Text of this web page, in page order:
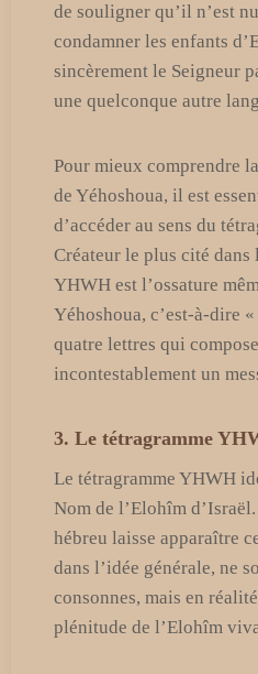
de souligner qu’il n’est
condamner les enfants
sincèrement le Seigneur
une quelconque autre
Pour mieux comprendre
de Yéhoshoua, il est
d’accéder au sens du
Créateur le plus cité dans
YHWH est l’ossature
Yéhoshoua, c’est-à-dire
quatre lettres qui
incontestablement un
3. Le tétragramme
Le tétragramme YHWH
Nom de l’Elohîm
hébreu laisse apparaître
dans l’idée générale, ne
consonnes, mais en
plénitude de l’Elohîm